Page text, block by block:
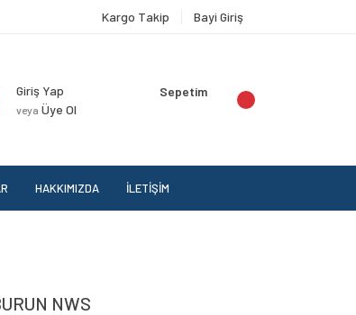
Kargo Takip Bayi Giriş
Giriş Yap
veya Üye Ol
Sepetim
HAKKIMIZDA İLETİŞİM
NWS